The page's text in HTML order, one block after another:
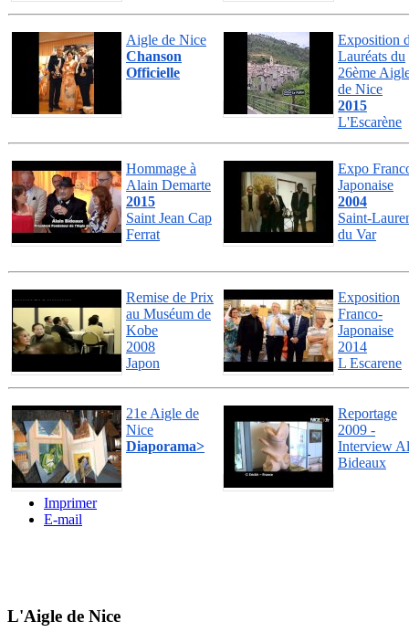
Aigle de Nice
Chanson
Officielle
Exposition
Lauréats du
26ème
de Nice
2015
L'Escarène
Hommage à
Alain Demarte
2015
Saint Jean Cap
Ferrat
Expo
Japonaise
2004
Saint-
du Var
Remise de Prix
au Muséum de
Kobe
2008
Japon
Exposition
Franco-
Japonaise
2014
L Escarene
21e Aigle de
Nice
Diaporama>
Reportage
2009 -
Interview
Bideaux
Imprimer
E-mail
L'Aigle de Nice